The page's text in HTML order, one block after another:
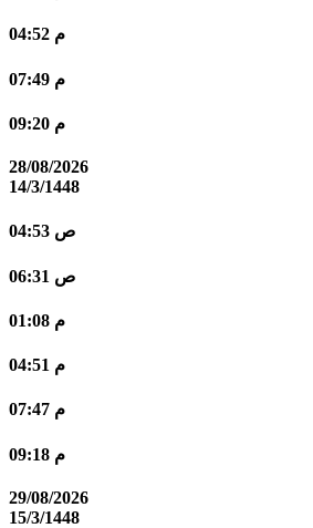
04:52 م
07:49 م
09:20 م
28/08/2026
14/3/1448
04:53 ص
06:31 ص
01:08 م
04:51 م
07:47 م
09:18 م
29/08/2026
15/3/1448